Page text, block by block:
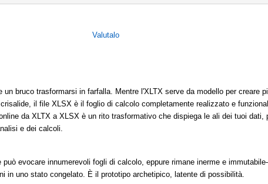
Valutalo
bruco trasformarsi in farfalla. Mentre l'XLTX serve da modello per creare
il file XLSX è il foglio di calcolo completamente realizzato e
da XLTX a XLSX è un rito trasformativo che dispiega le ali dei tuoi dati,
e dei calcoli.
evocare innumerevoli fogli di calcolo, eppure rimane inerme e
in uno stato congelato. È il prototipo archetipico, latente di possibilità.